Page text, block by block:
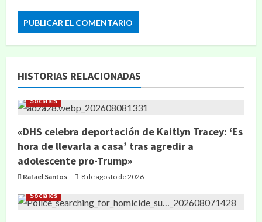
HISTORIAS RELACIONADAS
Sociales
«DHS celebra deportación de Kaitlyn Tracey: ‘Es
hora de llevarla a casa’ tras agredir a
adolescente pro-Trump»
Rafael Santos 8 de agosto de 2026
Sociales